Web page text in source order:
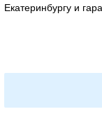
Екатеринбургу и